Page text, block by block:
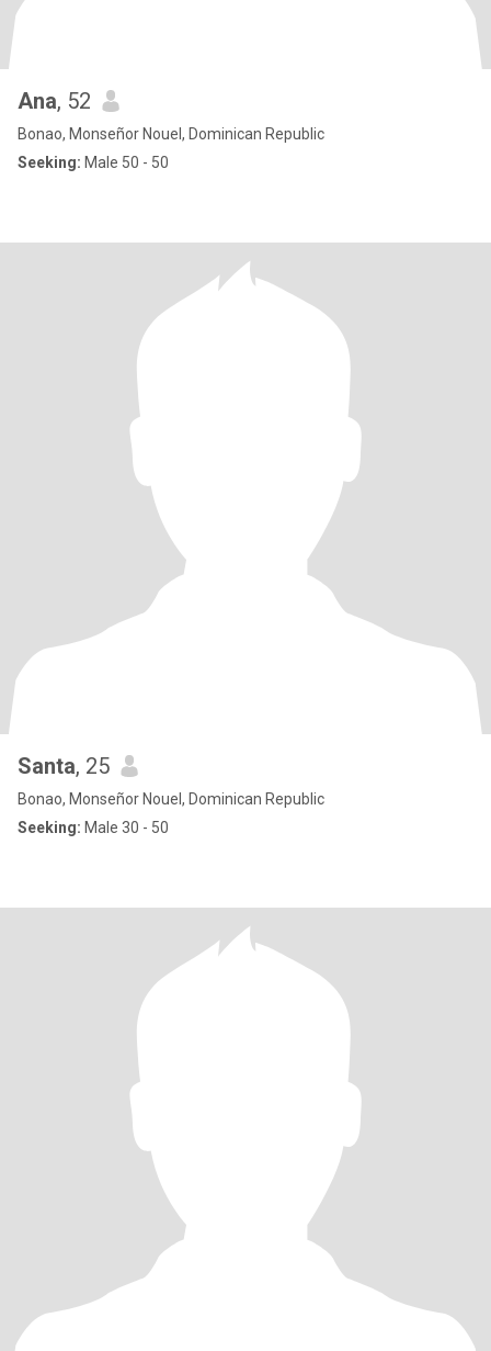
Ana, 52
Bonao, Monseñor Nouel, Dominican Republic
Seeking: Male 50 - 50
Santa, 25
Bonao, Monseñor Nouel, Dominican Republic
Seeking: Male 30 - 50